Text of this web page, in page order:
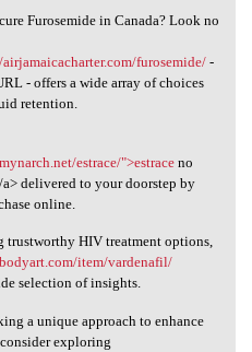
Furosemide
Furosemide in Canada? Look no
furosemide/-
- offers a wide array of choices
retention.
estrace/">estraceno
delivered to your doorstep by
online.
trustworthy HIV treatment options,
item/vardenafil/
selection of insights.
a unique approach to enhance
exploring